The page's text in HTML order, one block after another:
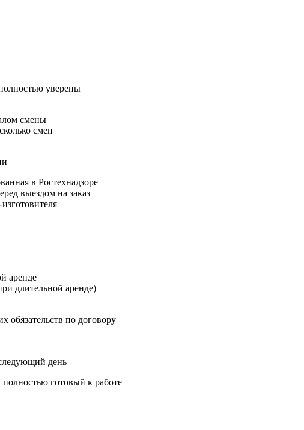
уверены
смены
смен
в Ростехнадзоре
выездом на заказ
аренде
длительной аренде)
по договору
день
готовый к работе